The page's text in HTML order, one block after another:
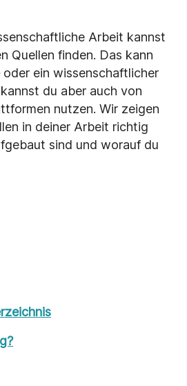
Arbeit kannst
Quellen finden. Das kann
oder ein wissenschaftlicher
du aber auch von
nutzen. Wir zeigen
in deiner Arbeit richtig
sind und worauf du